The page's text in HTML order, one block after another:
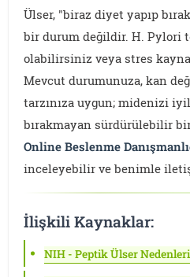
Ülser, "biraz diyet yapıp
bir durum değildir. H. Pylori
olabilirsiniz veya stres
Mevcut durumunuza, kan
tarzınıza uygun; midenizi
bırakmayan sürdürülebilir
Online Beslenme
inceleyebilir ve benimle
İlişkili Kaynaklar:
NIH - Peptik Ülser